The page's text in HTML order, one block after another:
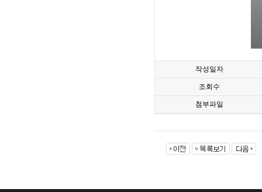
작성일자
조회수
첨부파일